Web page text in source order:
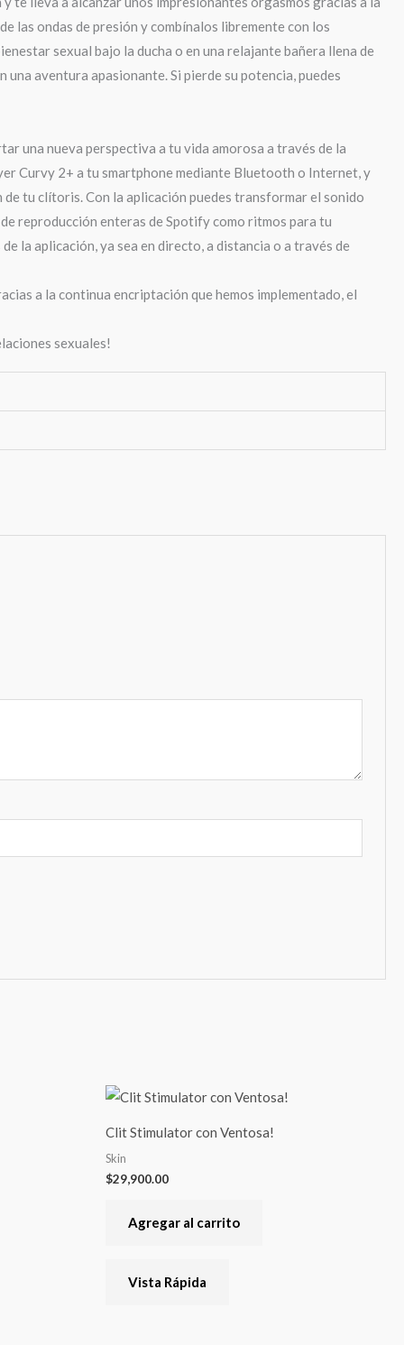
las ondas de presión y combínalos libremente con los
sexual bajo la ducha o en una relajante bañera llena de
aventura apasionante. Si pierde su potencia, puedes
una nueva perspectiva a tu vida amorosa a través de la
Curvy 2+ a tu smartphone mediante Bluetooth o Internet, y
tu clítoris. Con la aplicación puedes transformar el sonido
reproducción enteras de Spotify como ritmos para tu
la aplicación, ya sea en directo, a distancia o a través de
a la continua encriptación que hemos implementado, el
sexuales!
Clit Stimulator con Ventosa!
Skin
$29,900.00
Agregar al carrito
Vista Rápida